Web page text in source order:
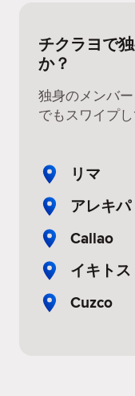
チクラヨで
か？
独身のメンバ
でもスワイプし
リマ
アレキパ
Callao
イキトス
Cuzco